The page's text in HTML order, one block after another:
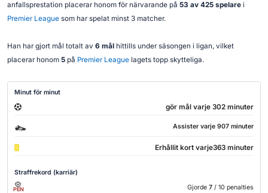
anfallsprestation placerar honom för närvarande på 53 av 425 spelare i
Premier Leaguesom har spelat minst 3 matcher.
Han har gjort mål totalt av 6 mål hittills under säsongen i ligan, vilket
placerar honom 5på Premier Leaguelagets topp skytteliga.
Minut för minut
gör mål varje 302 minuter
Assister varje 907 minuter
Erhållit kort varje363 minuter
Straffrekord (karriär)
PEN Gjorde 7 / 10 penalties